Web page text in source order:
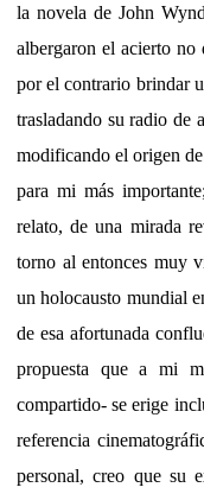
la novela de John
albergaron el acierto no
por el contrario brindar
trasladando su radio de
modificando el origen
para mi más
relato, de una mirada
torno al entonces muy
un holocausto mundial
de esa afortunada
propuesta que a mi
compartido- se erige
referencia
personal, creo que su